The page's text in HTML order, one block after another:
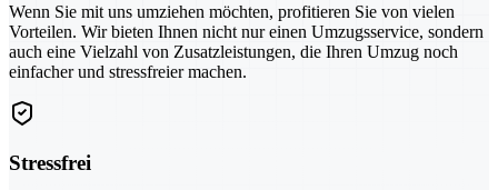
Wenn Sie mit uns umziehen möchten, profitieren Sie von vielen
Vorteilen. Wir bieten Ihnen nicht nur einen Umzugsservice, sondern
auch eine Vielzahl von Zusatzleistungen, die Ihren Umzug noch
einfacher und stressfreier machen.
Stressfrei